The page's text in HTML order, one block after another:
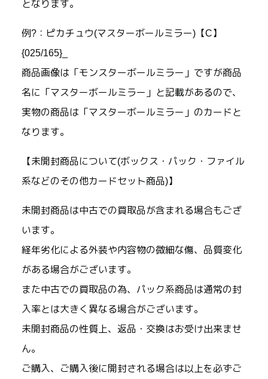
となります。
例?：ピカチュウ(マスターボールミラー)【C】
{025/165}_
商品画像は「モンスターボールミラー」ですが商品
名に「マスターボールミラー」と記載があるので、
実物の商品は「マスターボールミラー」のカードと
なります。
【未開封商品について(ボックス・パック・ファイル
系などのその他カードセット商品)】
未開封商品は中古での買取品が含まれる場合もござ
います。
経年劣化による外装や内容物の微細な傷、品質変化
がある場合がございます。
また中古での買取品の為、パック系商品は通常の封
入率とは大きく異なる場合がございます。
未開封商品の性質上、返品・交換はお受け出来ませ
ん。
ご購入、ご購入後に開封される場合は以上を必ずご